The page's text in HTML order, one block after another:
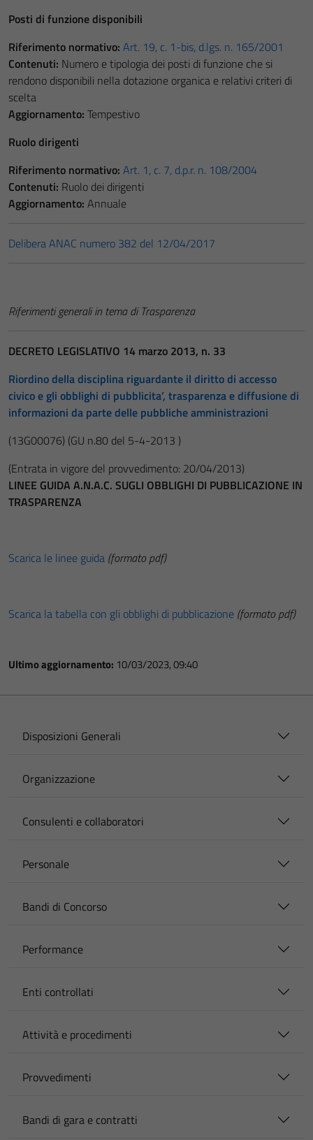
Posti di funzione disponibili
Riferimento normativo: Art. 19, c. 1-bis, d.lgs. n. 165/2001
Contenuti: Numero e tipologia dei posti di funzione che si
rendono disponibili nella dotazione organica e relativi criteri di
scelta
Aggiornamento: Tempestivo
Ruolo dirigenti
Riferimento normativo: Art. 1, c. 7, d.p.r. n. 108/2004
Contenuti: Ruolo dei dirigenti
Aggiornamento: Annuale
Delibera ANAC numero 382 del 12/04/2017
Riferimenti generali in tema di Trasparenza
DECRETO LEGISLATIVO 14 marzo 2013, n. 33
Riordino della disciplina riguardante il diritto di accesso
civico e gli obblighi di pubblicita’, trasparenza e diffusione di
informazioni da parte delle pubbliche amministrazioni
(13G00076) (GU n.80 del 5-4-2013 )
(Entrata in vigore del provvedimento: 20/04/2013)
LINEE GUIDA A.N.A.C. SUGLI OBBLIGHI DI PUBBLICAZIONE IN
TRASPARENZA
Scarica le linee guida (formato pdf)
Scarica la tabella con gli obblighi di pubblicazione (formato pdf)
Ultimo aggiornamento: 10/03/2023, 09:40
Disposizioni Generali
Organizzazione
Consulenti e collaboratori
Personale
Bandi di Concorso
Performance
Enti controllati
Attività e procedimenti
Provvedimenti
Bandi di gara e contratti